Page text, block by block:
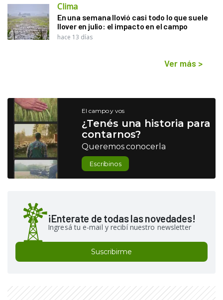
Clima
En una semana llovió casi todo lo que suele
llover en julio: el impacto en el campo
hace 13 días
Ver más >
El campo y vos
¿Tenés una historia para
contarnos?
Queremos conocerla
Escribinos
¡Enterate de todas las novedades!
Ingresá tu e-mail y recibí nuestro newsletter
Suscribirme